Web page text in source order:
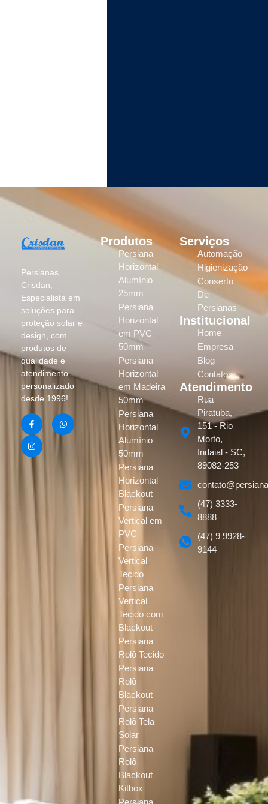
Persianas
Crisdan,
Especialista em
soluções para
proteção solar e
design, com
produtos de
qualidade e
atendimento
personalizado
desde 1996!
Produtos
Persiana
Horizontal
Alumínio
25mm
Persiana
Horizontal
em PVC
50mm
Persiana
Horizontal
em Madeira
50mm
Persiana
Horizontal
Alumínio
50mm
Persiana
Horizontal
Blackout
Persiana
Vertical em
PVC
Persiana
Vertical
Tecido
Persiana
Vertical
Tecido com
Blackout
Persiana
Rolô Tecido
Persiana
Rolô
Blackout
Persiana
Rolô Tela
Solar
Persiana
Rolô
Blackout
Kitbox
Serviços
Automação
Higienização
Conserto
De
Persianas
Institucional
Home
Empresa
Blog
Contatos
Atendimento
Rua
Piratuba,
151 - Rio
Morto,
Indaial - SC,
89082-253
(47) 3333-
8888
(47) 9 9928-
9144